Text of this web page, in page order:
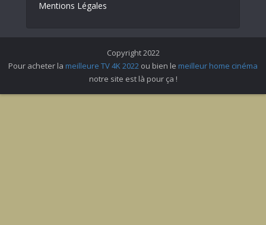
Mentions Légales
Copyright 2022
Pour acheter la meilleure TV 4K 2022 ou bien le meilleur home cinéma
notre site est là pour ça !